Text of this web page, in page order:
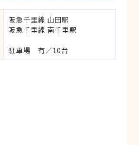
阪急千里線 山田駅
阪急千里線 南千里駅
駐車場　有／10台